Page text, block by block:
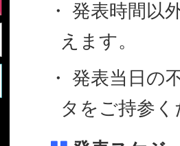
・ 発表時間以
えます。
・ 発表当日の
タをご持参